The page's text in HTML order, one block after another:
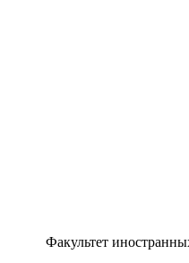
Факультет